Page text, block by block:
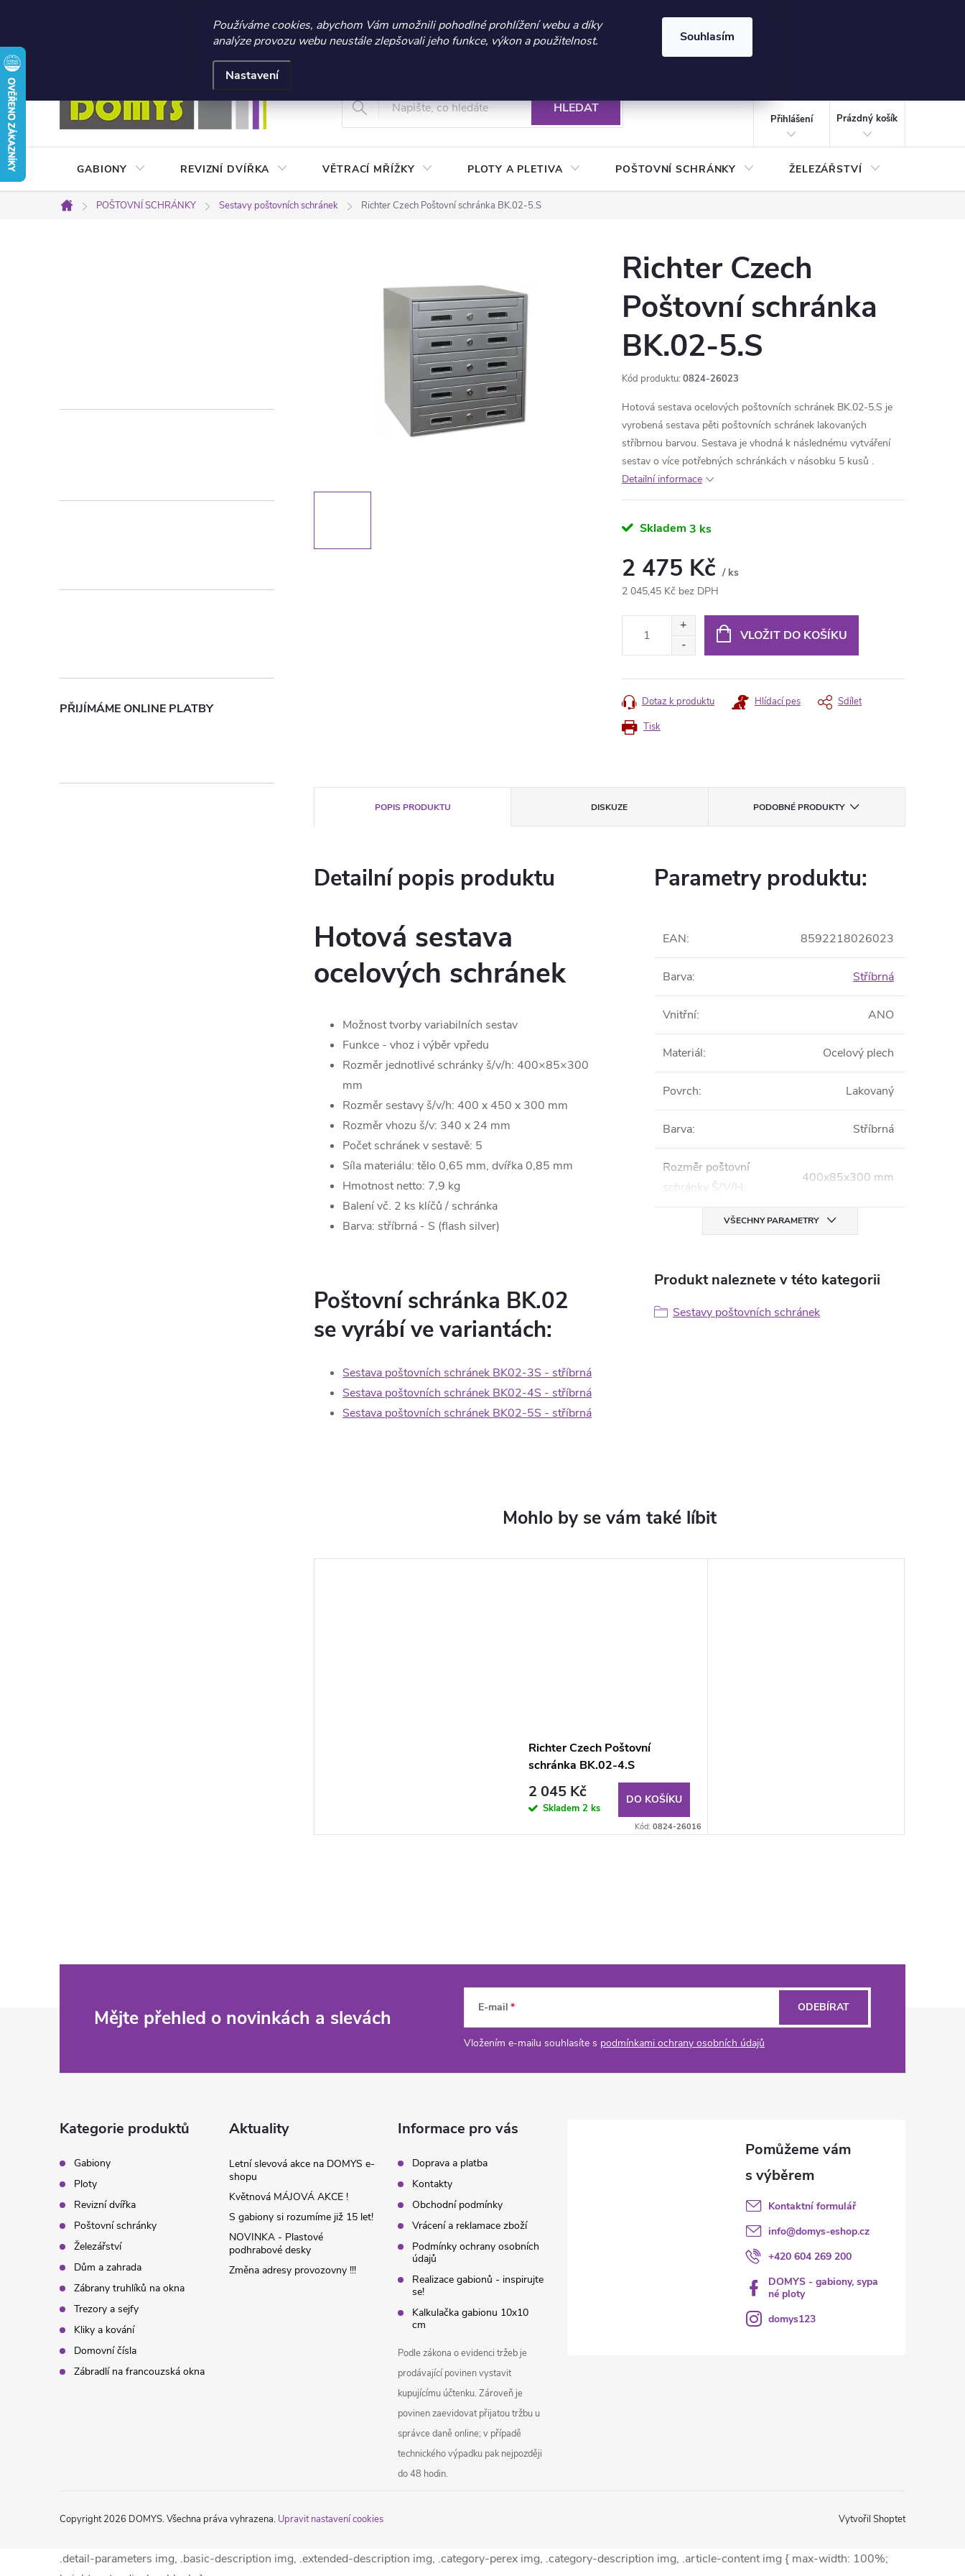
☀️ LETNÍ AKCE 2026 – sleva 300 Kč při nákupu nad 3.000 Kč | Platnost do 21.9.2026 ⏰ | Kód: LÉTO2026
Používáme cookies, abychom Vám umožnili pohodlné prohlížení webu a díky
analýze provozu webu neustále zlepšovali jeho funkce, výkon a použitelnost.
Nastavení
Souhlasím
Přejít
na
obsah
+420 604 269 200
Obchodní podmínky Vrácení a reklamace zboží Podmínky ochrany osobních údajů
HLEDAT
Přihlášení
KOŠÍK
Prázdný košík
GABIONY REVIZNÍ DVÍŘKA VĚTRACÍ MŘÍŽKY PLOTY A PLETIVA POŠTOVNÍ SCHRÁNKY ŽELEZÁŘSTVÍ
Domů
POŠTOVNÍ SCHRÁNKY Sestavy poštovních schránek Richter Czech Poštovní schránka BK.02-5.S
r
p
e
PŘIJÍMÁME ONLINE PLATBY
Richter Czech
Poštovní schránka
BK.02-5.S
Kód produktu: 0824-26023
Hotová sestava ocelových poštovních schránek BK.02-5.S je
vyrobená sestava pěti poštovních schránek lakovaných
stříbrnou barvou. Sestava je vhodná k následnému vytváření
sestav o více potřebných schránkách v násobku 5 kusů .
Detailní informace
Skladem 3 ks
2 475 Kč / ks
2 045,45 Kč bez DPH
VLOŽIT DO KOŠÍKU
Tisk
Dotaz k produktu Hlídací pes Sdílet
POPIS PRODUKTU DISKUZE PODOBNÉ PRODUKTY
Detailní popis produktu
Hotová sestava
ocelových schránek
Možnost tvorby variabilních sestav
Funkce - vhoz i výběr vpředu
Rozměr jednotlivé schránky š/v/h: 400×85×300
mm
Rozměr sestavy š/v/h: 400 x 450 x 300 mm
Rozměr vhozu š/v: 340 x 24 mm
Počet schránek v sestavě: 5
Síla materiálu: tělo 0,65 mm, dvířka 0,85 mm
Hmotnost netto: 7,9 kg
Balení vč. 2 ks klíčů / schránka
Barva: stříbrná - S (flash silver)
Poštovní schránka BK.02
se vyrábí ve variantách:
Sestava poštovních schránek BK02-3S - stříbrná
Sestava poštovních schránek BK02-4S - stříbrná
Sestava poštovních schránek BK02-5S - stříbrná
Parametry produktu:
EAN: 8592218026023
Barva: Stříbrná
Vnitřní: ANO
Materiál: Ocelový plech
Povrch: Lakovaný
Barva: Stříbrná
Rozměr poštovní
schránky Š/V/H:
400x85x300 mm
VŠECHNY PARAMETRY
Produkt naleznete v této kategorii
Sestavy poštovních schránek
Richter Czech Poštovní
schránka BK.02-4.S
2 045 Kč
Skladem 2 ks
DO KOŠÍKU
Kód: 0824-26016
Mějte přehled o novinkách a slevách E-mail
Vložením e-mailu souhlasíte s podmínkami ochrany osobních údajů
ODEBÍRAT
Kategorie produktů
Gabiony
Ploty
Revizní dvířka
Poštovní schránky
Železářství
Dům a zahrada
Zábrany truhlíků na okna
Trezory a sejfy
Kliky a kování
Domovní čísla
Zábradlí na francouzská okna
Aktuality
Letní slevová akce na DOMYS e-
shopu
Květnová MÁJOVÁ AKCE !
S gabiony si rozumíme již 15 let!
NOVINKA - Plastové
podhrabové desky
Změna adresy provozovny !!!
Informace pro vás
Doprava a platba
Kontakty
Obchodní podmínky
Vrácení a reklamace zboží
Podmínky ochrany osobních
údajů
Realizace gabionů - inspirujte
se!
Kalkulačka gabionu 10x10
cm
Podle zákona o evidenci tržeb je
prodávající povinen vystavit
kupujícímu účtenku. Zároveň je
povinen zaevidovat přijatou tržbu u
správce daně online; v případě
technického výpadku pak nejpozději
do 48 hodin.
Kontaktní formulář
info@domys-eshop.cz
+420 604 269 200
DOMYS - gabiony, sypa
né ploty
domys123
Vytvořil Shoptet
Copyright 2026 DOMYS. Všechna práva vyhrazena. Upravit nastavení cookies
.detail-parameters img, .basic-description img, .extended-description img, .category-perex img, .category-description img, .article-content img { max-width: 100%;